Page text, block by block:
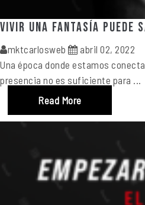
Vivir una fantasía puede
mktcarlosweb
abril 02, 2022
Una época donde estamos
presencia no es suficiente para ...
Read More